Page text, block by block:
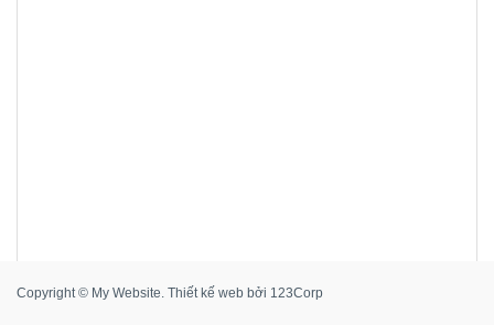
Copyright © My Website. Thiết kế web bởi 123Corp